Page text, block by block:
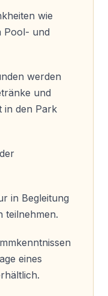
bleiben?
Park gegen
geeignet?
Spielbereiche
wie
Pool- und
werden
und
in den Park
in Begleitung
teilnehmen.
eines